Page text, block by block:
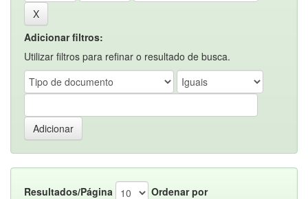
Adicionar filtros:
Utilizar filtros para refinar o resultado de busca.
Resultados/Página
Ordenar por